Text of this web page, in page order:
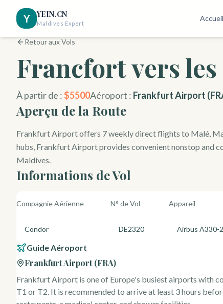
Y YEIN.CN
Maldives Expert
Accueil
Retour aux Vols
Francfortvers
À partir de :$5500Aéroport : Frankfurt Airport (
Aperçu de la Route
Frankfurt Airport offers 7 weekly direct flights to Malé,
hubs, Frankfurt Airport provides convenient nonstop and
Maldives.
Informations de Vol
Compagnie Aérienne N° de Vol Appareil
Condor DE2320 Airbus A330-
Guide Aéroport
Frankfurt Airport(FRA)
Frankfurt Airport is one of Europe's busiest airports with
T1 or T2. It is recommended to arrive at least 3 hours